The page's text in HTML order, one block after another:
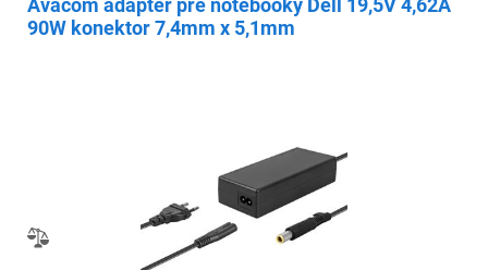
Avacom adaptér pre notebooky Dell 19,5V 4,62A
90W konektor 7,4mm x 5,1mm